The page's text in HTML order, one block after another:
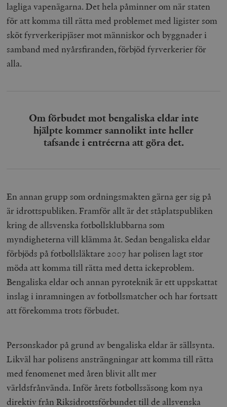
lagliga vapenägarna. Det hela påminner om när staten
för att komma till rätta med problemet med ligister som
sköt fyrverkeripjäser mot människor och byggnader i
samband med nyårsfiranden, förbjöd fyrverkerier för
alla.
Om förbudet mot bengaliska eldar inte
hjälpte kommer sannolikt inte heller
tafsande i entréerna att göra det.
En annan grupp som ordningsmakten gärna ger sig på
är idrottspubliken. Framför allt är det ståplatspubliken
kring de allsvenska fotbollsklubbarna som
myndigheterna vill klämma åt. Sedan bengaliska eldar
förbjöds på fotbollsläktare 2007 har polisen lagt stor
möda att komma till rätta med detta ickeproblem.
Bengaliska eldar och annan pyroteknik är ett uppskattat
inslag i inramningen av fotbollsmatcher och har fortsatt
att förekomma trots förbudet.
Personskador på grund av bengaliska eldar är sällsynta.
Likväl har polisens ansträngningar att komma till rätta
med fenomenet med åren blivit allt mer
världsfrånvända. Inför årets fotbollssäsong kom nya
direktiv från Riksidrottsförbundet till de allsvenska